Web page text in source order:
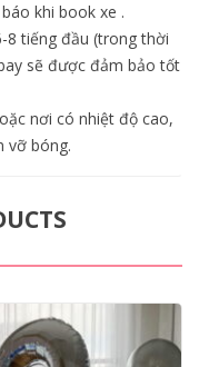
khi book xe .
8 tiếng đầu (trong thời
sẽ được đảm bảo tốt
nơi có nhiệt độ cao,
vỡ bóng.